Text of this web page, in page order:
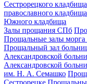
Сестрорецкого кладбища
православного
Южного кладбища
Залы прощания СПб
Прощальные залы
Прощальный зал
Александровской
Александровской
им. Н. А. Семашко
Сестрорецке